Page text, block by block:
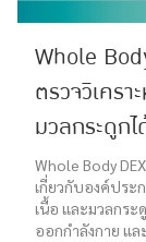
Whole
ตรวจวิเครา
มวลกระดูก
Whole Body
เกี่ยวกับองค์ประ
เนื้อ และมวลกร
ออกกำลังกาย แล